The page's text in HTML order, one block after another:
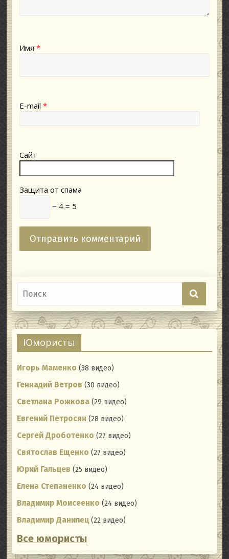
Имя*
E-mail*
Сайт
Защита от спама
− 4 = 5
Юмористы
Игорь Маменко (38 видео)
Геннадий Ветров (30 видео)
Светлана Рожкова (29 видео)
Евгений Петросян (28 видео)
Сергей Дроботенко (27 видео)
Святослав Ещенко (27 видео)
Юрий Гальцев (25 видео)
Елена Степаненко (24 видео)
Владимир Моисеенко (24 видео)
Владимир Данилец (22 видео)
Все юмористы